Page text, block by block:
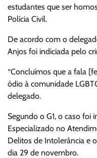
estudantes que ser
Polícia Civil.
De acordo com o
Anjos foi indiciada pelo
“Concluímos que a fala
ódio à comunidade
delegado.
Segundo o G1, o caso foi
Especializado no
Delitos de Intolerância e
dia 29 de novembro.